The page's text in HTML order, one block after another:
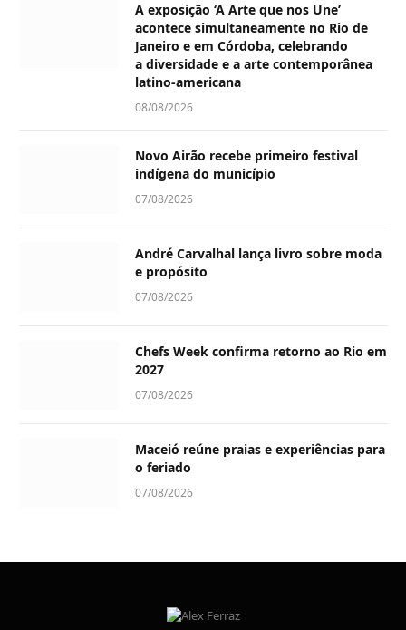
A exposição ‘A Arte que nos Une’
acontece simultaneamente no Rio de
Janeiro e em Córdoba, celebrando
a diversidade e a arte contemporânea
latino-americana
08/08/2026
Novo Airão recebe primeiro festival
indígena do município
07/08/2026
André Carvalhal lança livro sobre moda
e propósito
07/08/2026
Chefs Week confirma retorno ao Rio em
2027
07/08/2026
Maceió reúne praias e experiências para
o feriado
07/08/2026